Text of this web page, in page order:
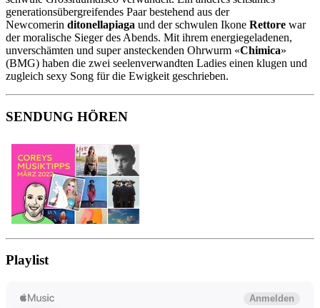
generationsübergreifendes Paar bestehend aus der
Newcomerin ditonellapiaga und der schwulen Ikone Rettore war
der moralische Sieger des Abends. Mit ihrem energiegeladenen,
unverschämten und super ansteckenden Ohrwurm «Chimica»
(BMG) haben die zwei seelenverwandten Ladies einen klugen und
zugleich sexy Song für die Ewigkeit geschrieben.
SENDUNG HÖREN
Playlist